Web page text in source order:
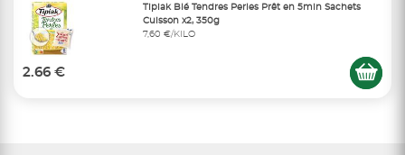
Tipiak Blé Tendres Perles Prêt en 5min Sachets
Cuisson x2, 350g
7,60 €/KILO
2.66 €